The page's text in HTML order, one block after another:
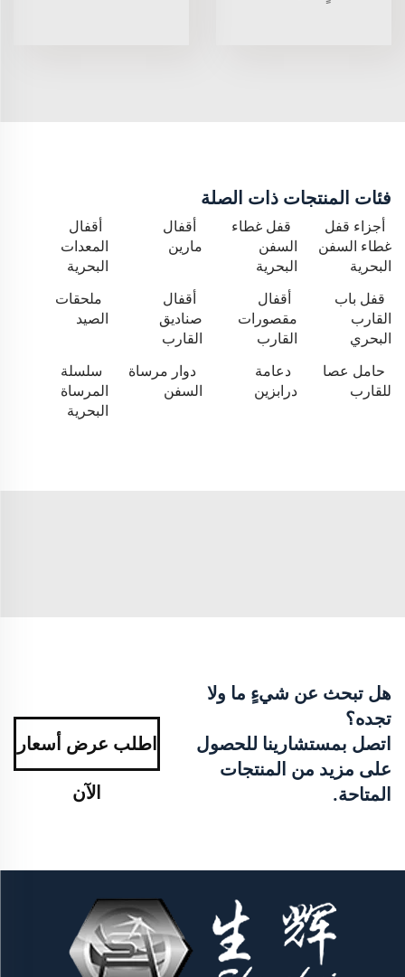
فئات المنتجات ذات الصلة
أجزاء قفل
غطاء السفن
البحرية
قفل غطاء
السفن
البحرية
أقفال
مارين
أقفال
المعدات
البحرية
قفل باب
القارب
البحري
أقفال
مقصورات
القارب
أقفال
صناديق
القارب
ملحقات
الصيد
حامل عصا
للقارب
دعامة
درابزين
دوار مرساة
السفن
سلسلة
المرساة
البحرية
هل تبحث عن شيءٍ ما ولا
تجده؟
اتصل بمستشارينا للحصول
على مزيد من المنتجات
المتاحة.
اطلب عرض أسعار
الآن